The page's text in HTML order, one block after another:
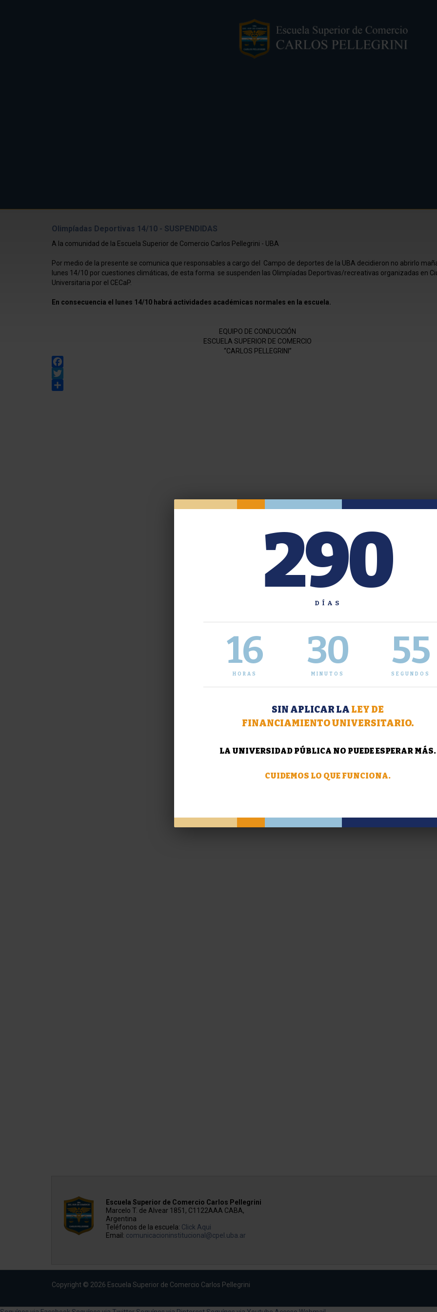
Olimpíadas Deportivas 14/10 - SUSPENDIDAS
A la comunidad de la Escuela Superior de Comercio Carlos Pellegrini - UBA
Por medio de la presente se comunica que responsables a cargo del Campo de deportes de la UBA decidieron no abrirlo
lunes 14/10 por cuestiones climáticas, de esta forma se suspenden las Olimpíadas Deportivas/recreativas organizadas en
Universitaria por el CECaP.
En consecuencia el lunes 14/10 habrá actividades académicas normales en la escuela.
EQUIPO DE CONDUCCIÓN
ESCUELA SUPERIOR DE COMERCIO
“CARLOS PELLEGRINI”
Facebook
Twitter
Escuela Superior de Comercio Carlos Pellegrini
Marcelo T. de Alvear 1851, C1122AAA CABA,
Argentina
Teléfonos de la escuela: Click Aqui
Email: comunicacioninstitucional@cpel.uba.ar
Copyright © 2026 Escuela Superior de Comercio Carlos Pellegrini
290
DÍAS
16
HORAS
30
MINUTOS
55
SEGUNDOS
SIN APLICAR LA LEY DE
FINANCIAMIENTO UNIVERSITARIO.
LA UNIVERSIDAD PÚBLICA NO PUEDE ESPERAR MÁS.
CUIDEMOS LO QUE FUNCIONA.